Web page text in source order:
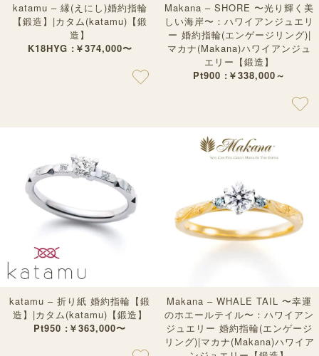
katamu – 縁(えにし)婚約指輪
【鍛造】|カタム(katamu)【鍛
造】
K18HYG :￥374,000〜
Makana – SHORE 〜光り輝く美
しい海岸〜：ハワイアンジュエリ
ー 婚約指輪(エンゲージリング)|
マカナ(Makana)ハワイアンジュ
エリー【鍛造】
Pt900 :￥338,000～
katamu – 折り紙 婚約指輪【鍛
造】|カタム(katamu)【鍛造】
Pt950 :￥363,000〜
Makana – WHALE TAIL 〜幸運
のホエールテイル〜：ハワイアン
ジュエリー 婚約指輪(エンゲージ
リング)|マカナ(Makana)ハワイア